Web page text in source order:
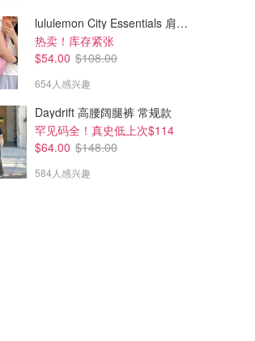
lululemon City Essentials 肩背包 4L
热卖！库存紧张
$54.00 $108.00
654人感兴趣
Daydrift 高腰阔腿裤 常规款
罕见码全！真史低上次$114
$64.00 $148.00
584人感兴趣